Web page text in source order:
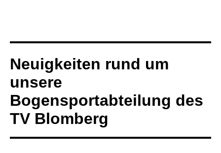
Neuigkeiten rund um
unsere
Bogensportabteilung des
TV Blomberg